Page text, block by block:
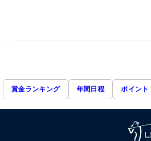
賞金ランキング 年間日程 ポイント